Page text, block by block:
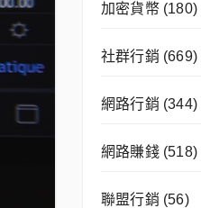
加密貨幣(180)
社群行銷 (669)
網路行銷 (344)
網路賺錢(518)
聯盟行銷 (56)